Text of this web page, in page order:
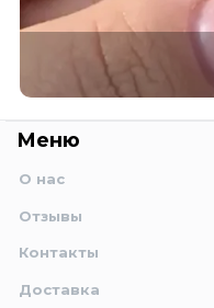
Меню
О нас
Отзывы
Контакты
Доставка